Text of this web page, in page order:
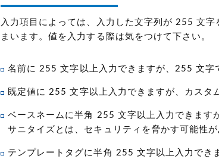
入力項目によっては、入力した文字列が 255 文
まいます。値を入力する際は気をつけて下さい。
名前に 255 文字以上入力できますが、255 文字
既定値に 255 文字以上入力できますが、カスタ
ベースネームに半角 255 文字以上入力できます
サニタイズとは、セキュリティを脅かす可能性
テンプレートタグに半角 255 文字以上入力でき